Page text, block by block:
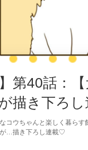
】第40話：
描き下ろ
コウちゃんと楽しく暮ら
…描き下ろし連載♡